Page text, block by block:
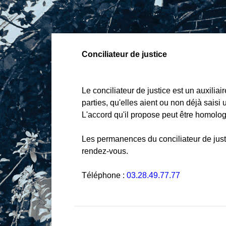
Conciliateur de justice
Le conciliateur de justice est un
parties, qu'elles aient ou non déjà saisi
L'accord qu'il propose peut être
Les permanences du conciliateur de
rendez-vous.
Téléphone : 03.28.49.77.77